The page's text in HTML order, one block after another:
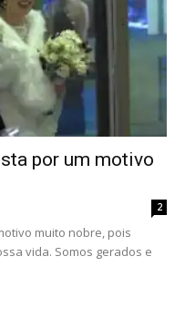
por um motivo
2
muito nobre, pois
vida. Somos gerados e